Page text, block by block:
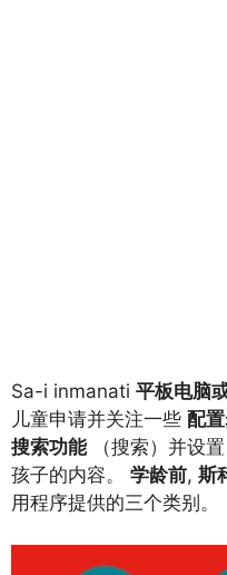
Sa-i inmanati 平板电脑
儿童申请并关注一些 配
搜索功能（搜索）并设置
孩子的内容。 学龄前, 斯
用程序提供的三个类别。